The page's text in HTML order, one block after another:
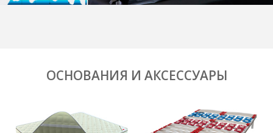
ОСНОВАНИЯ И АКСЕССУАРЫ